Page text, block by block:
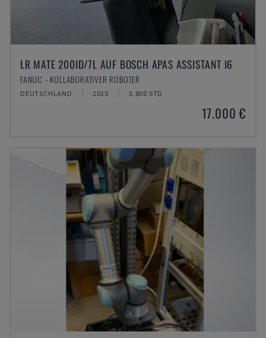
LR MATE 200ID/7L AUF BOSCH APAS ASSISTANT I6
FANUC - KOLLABORATIVER ROBOTER
DEUTSCHLAND 2015 3.800 STD
17.000 €